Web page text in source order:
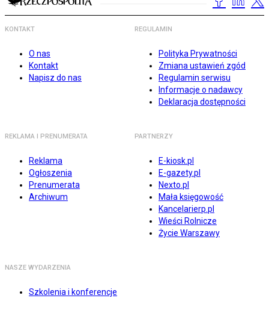
KONTAKT
O nas
Kontakt
Napisz do nas
REGULAMIN
Polityka Prywatności
Zmiana ustawień zgód
Regulamin serwisu
Informacje o nadawcy
Deklaracja dostępności
REKLAMA I PRENUMERATA
Reklama
Ogłoszenia
Prenumerata
Archiwum
PARTNERZY
E-kiosk.pl
E-gazety.pl
Nexto.pl
Mała księgowość
Kancelarierp.pl
Wieści Rolnicze
Życie Warszawy
NASZE WYDARZENIA
Szkolenia i konferencje